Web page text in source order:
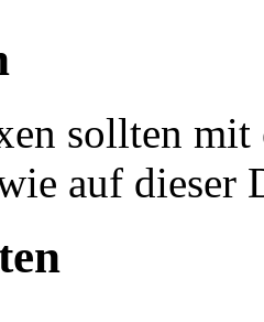
sollten
auf dieser